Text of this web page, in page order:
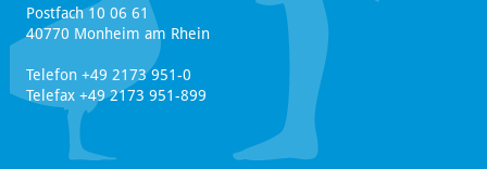
Postfach 10 06 61
40770 Monheim am Rhein
Telefon +49 2173 951-0
Telefax +49 2173 951-899